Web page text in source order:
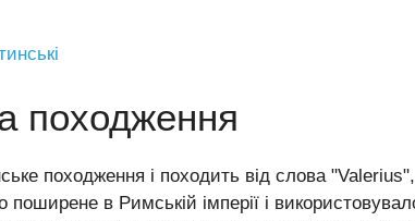
походження
походження і походить від слова
в Римській імперії і